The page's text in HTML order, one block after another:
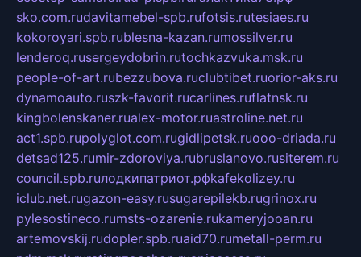
sko.com.rudavitamebel-spb.rufotsis.rutesiaes.ru
kokoroyari.spb.rublesna-kazan.rumossilver.ru
lenderoq.rusergeydobrin.rutochkazvuka.msk.ru
people-of-art.rubezzubova.ruclubtibet.ruorior-aks.ru
dynamoauto.ruszk-favorit.rucarlines.ruflatnsk.ru
kingbolenskaner.rualex-motor.ruastroline.net.ru
act1.spb.rupolyglot.com.rugidlipetsk.ruooo-driada.ru
detsad125.rumir-zdoroviya.rubruslanovo.rusiterem.ru
council.spb.ruлодкипатриот.рфkafekolizey.ru
iclub.net.rugazon-easy.rusugarepilekb.rugrinox.ru
pylesostineco.rumsts-ozarenie.rukameryjooan.ru
artemovskij.rudopler.spb.ruaid70.rumetall-perm.ru